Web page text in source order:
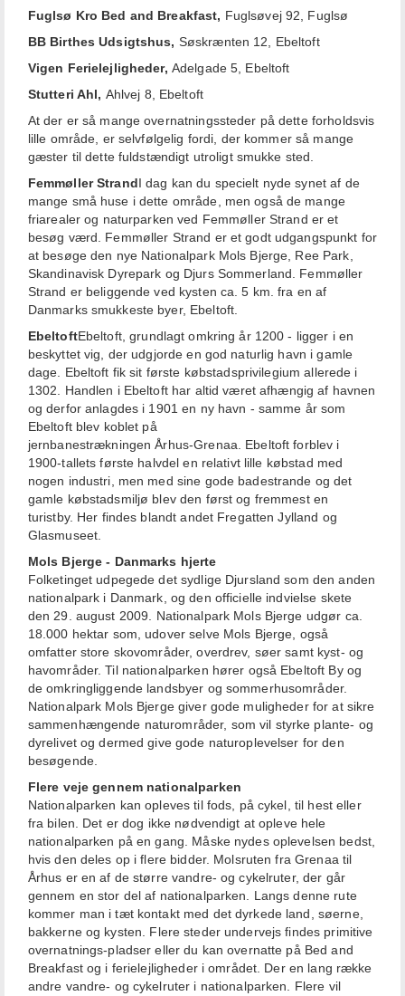
Fuglsø Kro Bed and Breakfast, Fuglsøvej 92, Fuglsø
BB Birthes Udsigtshus, Søskrænten 12, Ebeltoft
Vigen Ferielejligheder, Adelgade 5, Ebeltoft
Stutteri Ahl, Ahlvej 8, Ebeltoft
At der er så mange overnatningssteder på dette forholdsvis
lille område, er selvfølgelig fordi, der kommer så mange
gæster til dette fuldstændigt utroligt smukke sted.
Femmøller StrandI dag kan du specielt nyde synet af de
mange små huse i dette område, men også de mange
friarealer og naturparken ved Femmøller Strand er et
besøg værd. Femmøller Strand er et godt udgangspunkt for
at besøge den nye Nationalpark Mols Bjerge, Ree Park,
Skandinavisk Dyrepark og Djurs Sommerland. Femmøller
Strand er beliggende ved kysten ca. 5 km. fra en af
Danmarks smukkeste byer, Ebeltoft.
EbeltoftEbeltoft, grundlagt omkring år 1200 - ligger i en
beskyttet vig, der udgjorde en god naturlig havn i gamle
dage. Ebeltoft fik sit første købstadsprivilegium allerede i
1302. Handlen i Ebeltoft har altid været afhængig af havnen
og derfor anlagdes i 1901 en ny havn - samme år som
Ebeltoft blev koblet på
jernbanestrækningen Århus-Grenaa. Ebeltoft forblev i
1900-tallets første halvdel en relativt lille købstad med
nogen industri, men med sine gode badestrande og det
gamle købstadsmiljø blev den først og fremmest en
turistby. Her findes blandt andet Fregatten Jylland og
Glasmuseet.
Mols Bjerge - Danmarks hjerte
Folketinget udpegede det sydlige Djursland som den anden
nationalpark i Danmark, og den officielle indvielse skete
den 29. august 2009. Nationalpark Mols Bjerge udgør ca.
18.000 hektar som, udover selve Mols Bjerge, også
omfatter store skovområder, overdrev, søer samt kyst- og
havområder. Til nationalparken hører også Ebeltoft By og
de omkringliggende landsbyer og sommerhusområder.
Nationalpark Mols Bjerge giver gode muligheder for at sikre
sammenhængende naturområder, som vil styrke plante- og
dyrelivet og dermed give gode naturoplevelser for den
besøgende.
Flere veje gennem nationalparken
Nationalparken kan opleves til fods, på cykel, til hest eller
fra bilen. Det er dog ikke nødvendigt at opleve hele
nationalparken på en gang. Måske nydes oplevelsen bedst,
hvis den deles op i flere bidder. Molsruten fra Grenaa til
Århus er en af de større vandre- og cykelruter, der går
gennem en stor del af nationalparken. Langs denne rute
kommer man i tæt kontakt med det dyrkede land, søerne,
bakkerne og kysten. Flere steder undervejs findes primitive
overnatnings-pladser eller du kan overnatte på Bed and
Breakfast og i ferielejligheder i området. Der en lang række
andre vandre- og cykelruter i nationalparken. Flere vil